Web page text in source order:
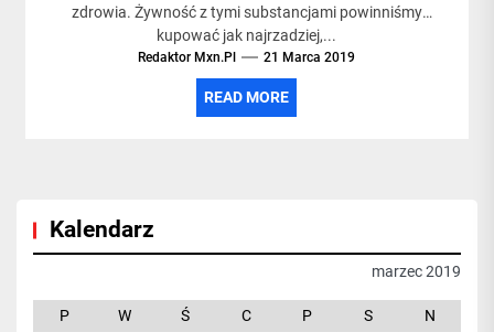
zdrowia. Żywność z tymi substancjami powinniśmy
kupować jak najrzadziej,...
Redaktor Mxn.pl 21 Marca 2019
READ MORE
Kalendarz
marzec 2019
P W Ś C P S N